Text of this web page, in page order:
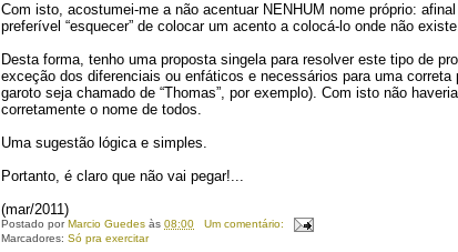
Com isto, acostumei-me a não acentuar NENHUM nome próprio:
preferível “esquecer” de colocar um acento a colocá-lo onde não
Desta forma, tenho uma proposta singela para resolver este tipo de
exceção dos diferenciais ou enfáticos e necessários para uma correta
garoto seja chamado de “Thomas”, por exemplo). Com isto não
corretamente o nome de todos.
Uma sugestão lógica e simples.
Portanto, é claro que não vai pegar!...
(mar/2011)
Postado porMarcio Guedes às08:00
Um comentário:
Marcadores:Só pra exercitar